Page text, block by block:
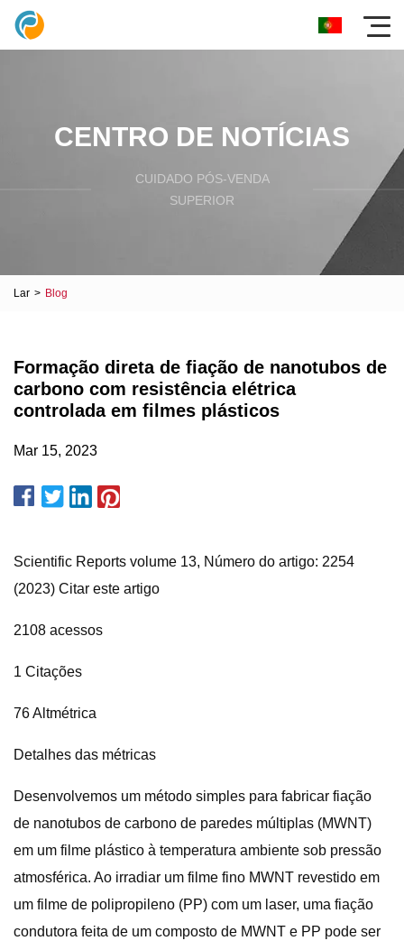
CENTRO DE NOTÍCIAS
CUIDADO PÓS-VENDA
SUPERIOR
Lar > Blog
Formação direta de fiação de nanotubos de
carbono com resistência elétrica
controlada em filmes plásticos
Mar 15, 2023
Scientific Reports volume 13, Número do artigo: 2254
(2023) Citar este artigo
2108 acessos
1 Citações
76 Altmétrica
Detalhes das métricas
Desenvolvemos um método simples para fabricar fiação
de nanotubos de carbono de paredes múltiplas (MWNT)
em um filme plástico à temperatura ambiente sob pressão
atmosférica. Ao irradiar um filme fino MWNT revestido em
um filme de polipropileno (PP) com um laser, uma fiação
condutora feita de um composto de MWNT e PP pode ser